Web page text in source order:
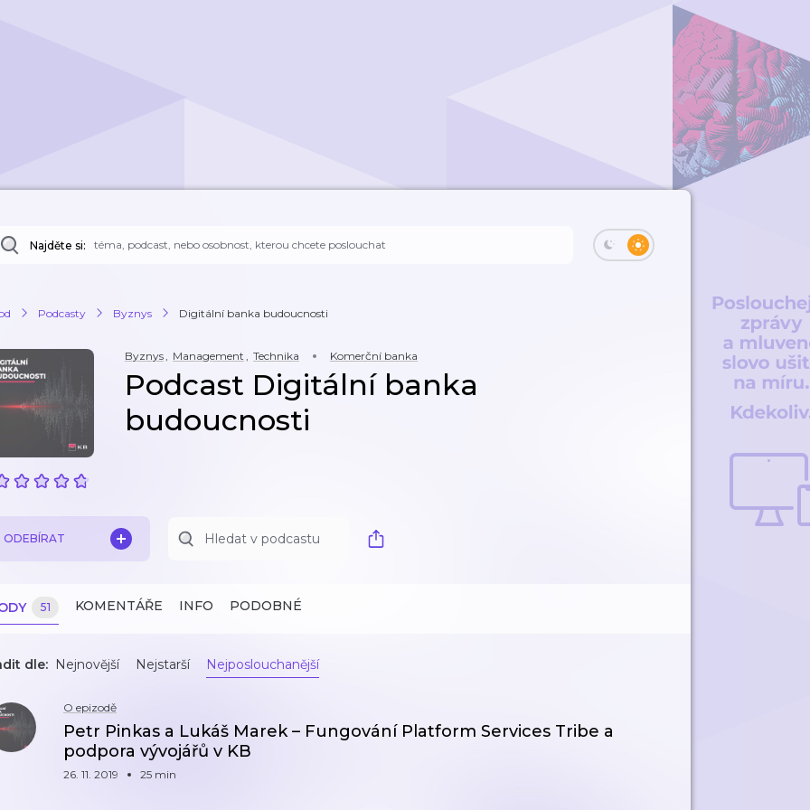
Najděte si:
Podcasty Byznys Digitální banka budoucnosti
Byznys, Management , Technika Komerční banka
Podcast Digitální banka
budoucnosti
ODEBÍRAT
51 KOMENTÁŘE INFO PODOBNÉ
dle: Nejnovější Nejstarší Nejposlouchanější
O epizodě
Petr Pinkas a Lukáš Marek – Fungování Platform Services Tribe a
podpora vývojářů v KB
26. 11. 2019 25 min